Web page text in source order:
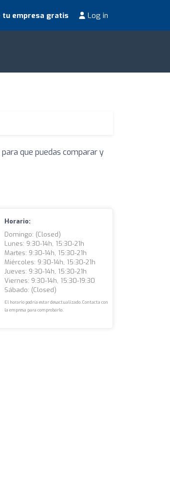
tu empresa gratis Log in
que puedas comparar y
Horario:
Domingo: (closed)
Lunes: 9:30-14h, 15:30-21h
Martes: 9:30-14h, 15:30-21h
Miércoles: 9:30-14h, 15:30-21h
Jueves: 9:30-14h, 15:30-21h
Viernes: 9:30-14h, 15:30-19:30
Sábado: (closed)
El horario podría estar desactualizado. Contacta con
la empresa para comprobarlo.